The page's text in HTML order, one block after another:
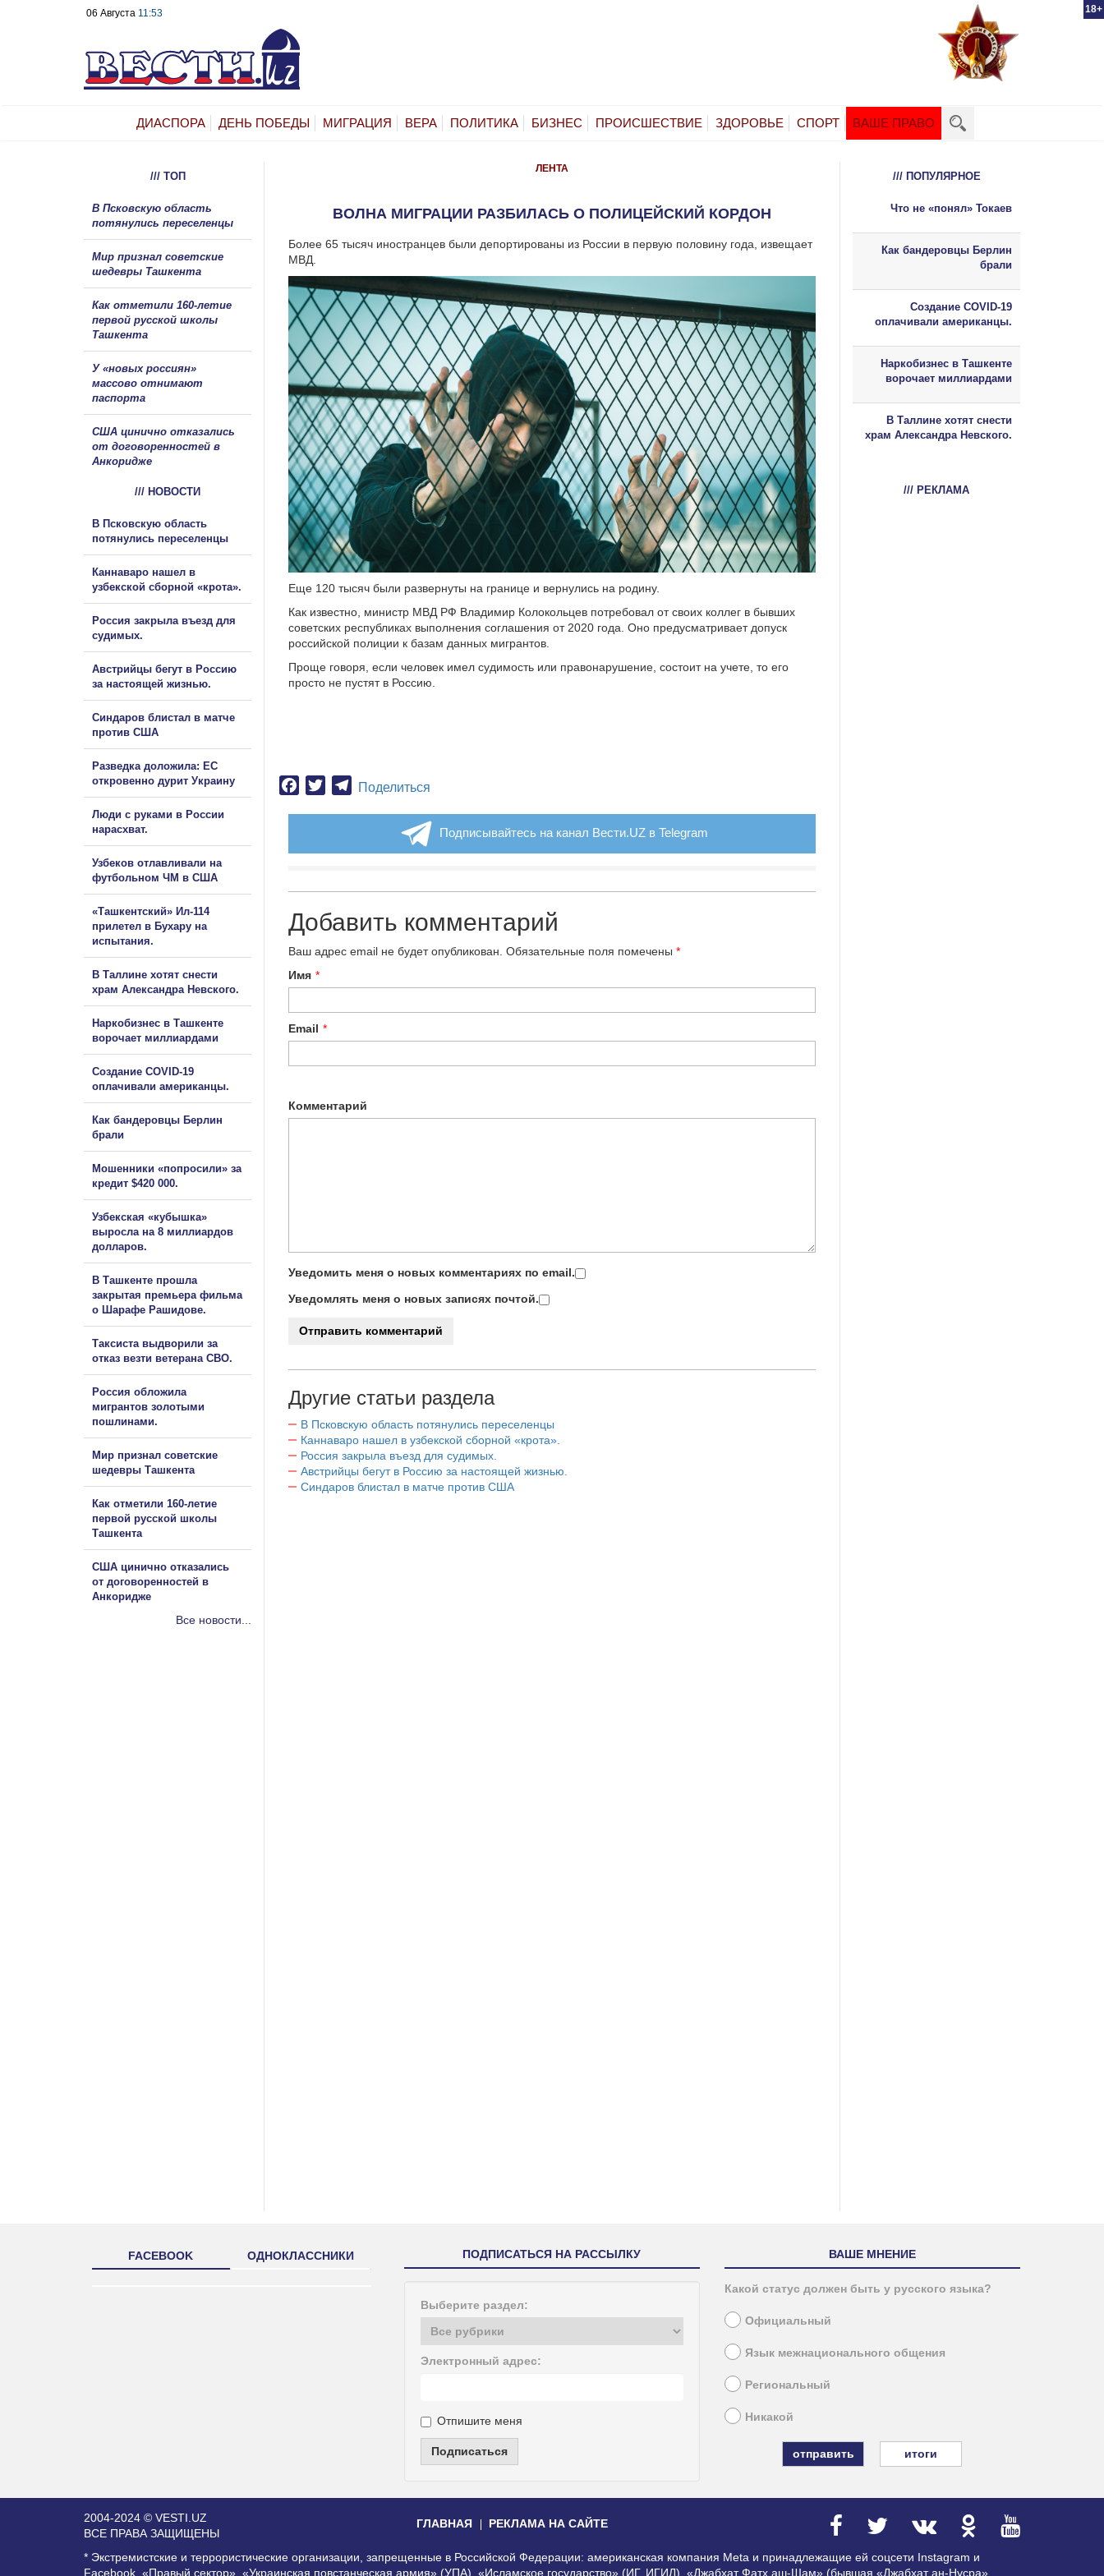
18+
06 Августа 11:53
ДИАСПОРА ДЕНЬ ПОБЕДЫ МИГРАЦИЯ ВЕРА ПОЛИТИКА БИЗНЕС ПРОИСШЕСТВИЕ ЗДОРОВЬЕ СПОРТ ВАШЕ ПРАВО
ЛЕНТА
ВОЛНА МИГРАЦИИ РАЗБИЛАСЬ О ПОЛИЦЕЙСКИЙ КОРДОН
Более 65 тысяч иностранцев были депортированы из России в первую половину года, извещает
МВД.
Еще 120 тысяч были развернуты на границе и вернулись на родину.
Как известно, министр МВД РФ Владимир Колокольцев потребовал от своих коллег в бывших
советских республиках выполнения соглашения от 2020 года. Оно предусматривает допуск
российской полиции к базам данных мигрантов.
Проще говоря, если человек имел судимость или правонарушение, состоит на учете, то его
просто не пустят в Россию.
Facebook
TwitterTelegram
Поделиться
Подписывайтесь на канал Вести.UZ в Telegram
Добавить комментарий
Ваш адрес email не будет опубликован. Обязательные поля помечены *
Имя *
Email *
Комментарий
Уведомить меня о новых комментариях по email.
Уведомлять меня о новых записях почтой.
Другие статьи раздела
В Псковскую область потянулись переселенцы
Каннаваро нашел в узбекской сборной «крота».
Россия закрыла въезд для судимых.
Австрийцы бегут в Россию за настоящей жизнью.
Синдаров блистал в матче против США
/// ТОП
В Псковскую область
потянулись переселенцы
Мир признал советские
шедевры Ташкента
Как отметили 160-летие
первой русской школы
Ташкента
У «новых россиян»
массово отнимают
паспорта
США цинично отказались
от договоренностей в
Анкоридже
/// НОВОСТИ
В Псковскую область
потянулись переселенцы
Каннаваро нашел в
узбекской сборной «крота».
Россия закрыла въезд для
судимых.
Австрийцы бегут в Россию
за настоящей жизнью.
Синдаров блистал в матче
против США
Разведка доложила: ЕС
откровенно дурит Украину
Люди с руками в России
нарасхват.
Узбеков отлавливали на
футбольном ЧМ в США
«Ташкентский» Ил-114
прилетел в Бухару на
испытания.
В Таллине хотят снести
храм Александра Невского.
Наркобизнес в Ташкенте
ворочает миллиардами
Создание COVID-19
оплачивали американцы.
Как бандеровцы Берлин
брали
Мошенники «попросили» за
кредит $420 000.
Узбекская «кубышка»
выросла на 8 миллиардов
долларов.
В Ташкенте прошла
закрытая премьера фильма
о Шарафе Рашидове.
Таксиста выдворили за
отказ везти ветерана СВО.
Россия обложила
мигрантов золотыми
пошлинами.
Мир признал советские
шедевры Ташкента
Как отметили 160-летие
первой русской школы
Ташкента
США цинично отказались
от договоренностей в
Анкоридже
Все новости...
/// ПОПУЛЯРНОЕ
Что не «понял» Токаев
Как бандеровцы Берлин
брали
Создание COVID-19
оплачивали американцы.
Наркобизнес в Ташкенте
ворочает миллиардами
В Таллине хотят снести
храм Александра Невского.
/// РЕКЛАМА
FACEBOOK ОДНОКЛАССНИКИ ПОДПИСАТЬСЯ НА РАССЫЛКУ
Выберите раздел:
Электронный адрес:
Отпишите меня
Подписаться
ВАШЕ МНЕНИЕ
Какой статус должен быть у русского языка?
Официальный
Язык межнационального общения
Региональный
Никакой
итоги
2004-2024 © VESTI.UZ
ВСЕ ПРАВА ЗАЩИЩЕНЫ
ГЛАВНАЯ РЕКЛАМА НА САЙТЕ
* Экстремистские и террористические организации, запрещенные в Российской Федерации: американская компания Meta и принадлежащие ей соцсети Instagram и
Facebook, «Правый сектор», «Украинская повстанческая армия» (УПА), «Исламское государство» (ИГ, ИГИЛ), «Джабхат Фатх аш-Шам» (бывшая «Джабхат ан-Нусра»,